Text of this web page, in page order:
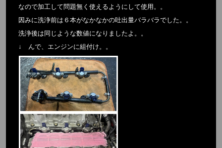
なので加工して問題無く使えるようにして使用。。
因みに洗浄前は６本がなかなかの吐出量バラバラでした。。
洗浄後は同じような数値になりましたよ。。
↓ んで、エンジンに組付け。。